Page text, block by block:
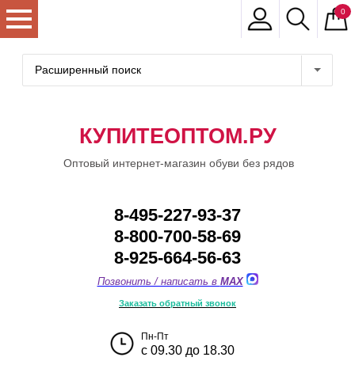
0
Расширенный поиск
КУПИТЕОПТОМ.РУ
Оптовый интернет-магазин обуви без рядов
8-495-227-93-37
8-800-700-58-69
8-925-664-56-63
Позвонить / написать в MAX
Заказать обратный звонок
Пн-Пт
с 09.30 до 18.30